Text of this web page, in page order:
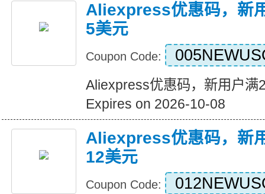
Aliexpress优惠码，新
5美元
Coupon Code:
Aliexpress优惠码，新用户满
Expires on 2026-10-08
Aliexpress优惠码，新
12美元
Coupon Code: